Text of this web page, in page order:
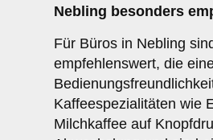
Nebling besonders
Für Büros in Nebling
empfehlenswert, die
Kaffeespezialitäten wie
Milchkaffee auf